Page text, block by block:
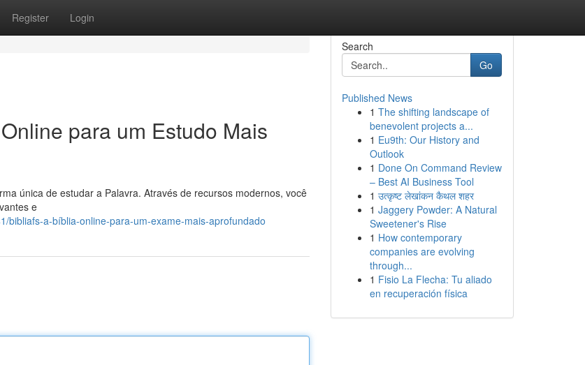
Register Login
para um Estudo Mais
única de estudar a Palavra. Através de recursos modernos, você
e
bibliafs-a-bíblia-online-para-um-exame-mais-aprofundado
Search
Go
Published News
1 The shifting landscape of
benevolent projects a...
1 Eu9th: Our History and
Outlook
1 Done On Command Review
– Best AI Business Tool
1 उत्कृष्ट लेखांकन कैथल शहर
1 Jaggery Powder: A Natural
Sweetener's Rise
1 How contemporary
companies are evolving
through...
1 Fisio La Flecha: Tu aliado
en recuperación física